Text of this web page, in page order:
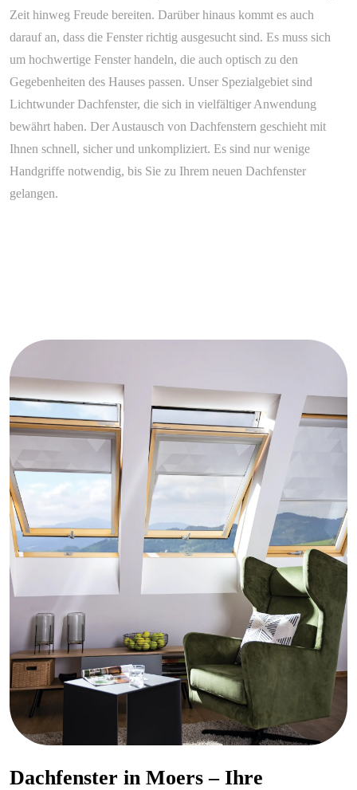
Zeit hinweg Freude bereiten. Darüber hinaus kommt es auch
darauf an, dass die Fenster richtig ausgesucht sind. Es muss sich
um hochwertige Fenster handeln, die auch optisch zu den
Gegebenheiten des Hauses passen. Unser Spezialgebiet sind
Lichtwunder Dachfenster, die sich in vielfältiger Anwendung
bewährt haben. Der Austausch von Dachfenstern geschieht mit
Ihnen schnell, sicher und unkompliziert. Es sind nur wenige
Handgriffe notwendig, bis Sie zu Ihrem neuen Dachfenster
gelangen.
Dachfenster in Moers – Ihre